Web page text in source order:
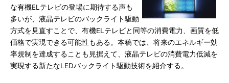
な有機ELテレビの登場に期待する声も
多いが、液晶テレビのバックライト駆動
方式を見直すことで、有機ELテレビと同等の消費電力、画質を低
価格で実現できる可能性もある。本稿では、将来のエネルギー効
率規制を達成することも見据えて、液晶テレビの消費電力低減を
実現する新たなLEDバックライト駆動技術を紹介する。